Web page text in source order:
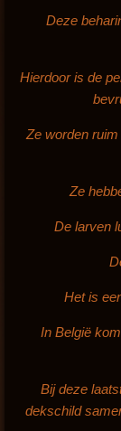
Deze
Hierdoor is de
Ze worden
Ze
De larven
Het is
In België
Bij deze
dekschild